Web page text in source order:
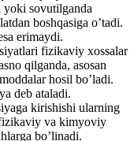
sovutilganda
boshqasiga o’tadi.
erimaydi.
fizikaviy xossalar
qilganda, asosan
hosil bo’ladi.
deb ataladi.
kirishishi ularning
va kimyoviy
bo’linadi.